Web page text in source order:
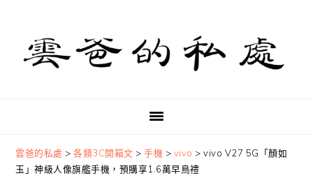
primary
navigation
content
primary
sidebar
雲爸的私處 >各類3C開箱文 >手機 > vivo >vivo V27 5G「顏如
玉」神級人像旗艦手機，預購享1.6萬早鳥禮